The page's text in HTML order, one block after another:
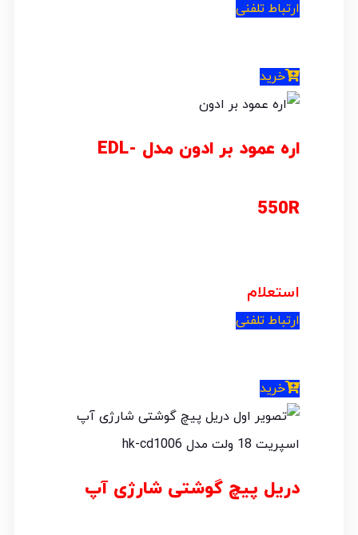
ارتباط تلفنی
خرید
اره عمود بر ادون مدل EDL-
550R
استعلام
ارتباط تلفنی
خرید
دریل پیچ گوشتی شارژی آپ